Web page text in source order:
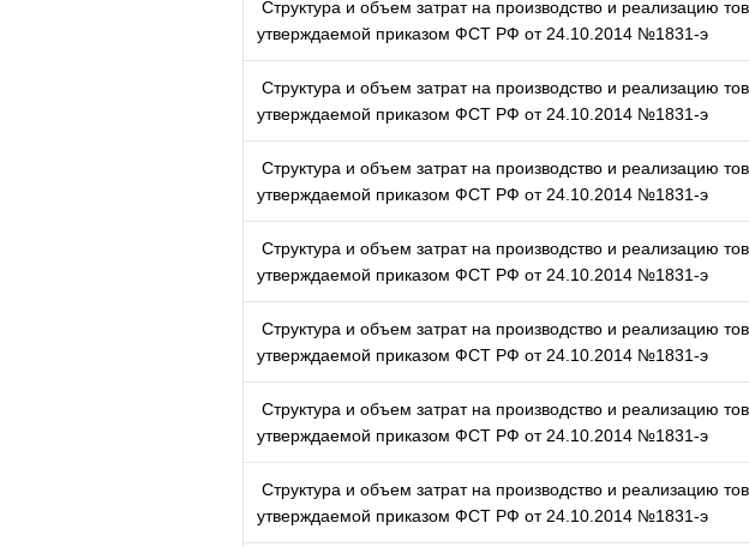
Структура и объем затрат на производство и реализацию
утверждаемой приказом ФСТ РФ от 24.10.2014 №1831-э
Структура и объем затрат на производство и реализацию
утверждаемой приказом ФСТ РФ от 24.10.2014 №1831-э
Структура и объем затрат на производство и реализацию
утверждаемой приказом ФСТ РФ от 24.10.2014 №1831-э
Структура и объем затрат на производство и реализацию
утверждаемой приказом ФСТ РФ от 24.10.2014 №1831-э
Структура и объем затрат на производство и реализацию
утверждаемой приказом ФСТ РФ от 24.10.2014 №1831-э
Структура и объем затрат на производство и реализацию
утверждаемой приказом ФСТ РФ от 24.10.2014 №1831-э
Структура и объем затрат на производство и реализацию
утверждаемой приказом ФСТ РФ от 24.10.2014 №1831-э